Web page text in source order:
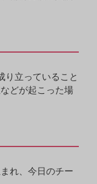
り立っていること
どが起こった場
れ、今日のチー